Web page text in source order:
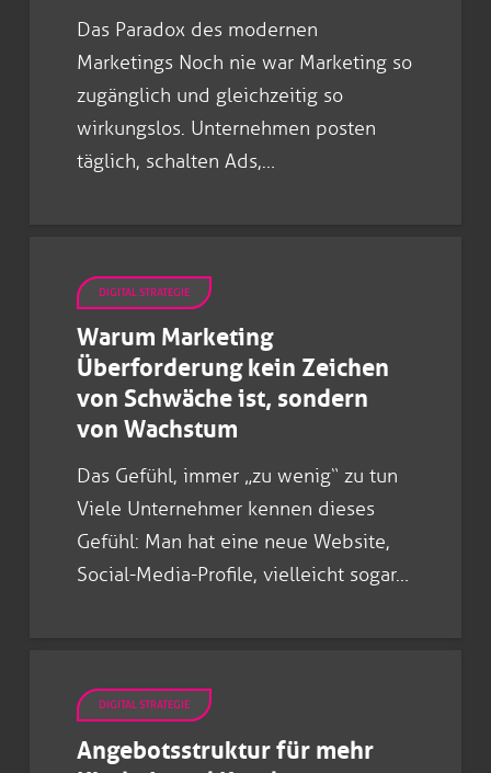
Das Paradox des modernen
Marketings Noch nie war Marketing so
zugänglich und gleichzeitig so
wirkungslos. Unternehmen posten
täglich, schalten Ads,…
DIGITAL STRATEGIE
Warum Marketing
Überforderung kein Zeichen
von Schwäche ist, sondern
von Wachstum
Das Gefühl, immer „zu wenig“ zu tun
Viele Unternehmer kennen dieses
Gefühl: Man hat eine neue Website,
Social-Media-Profile, vielleicht sogar…
DIGITAL STRATEGIE
Angebotsstruktur für mehr